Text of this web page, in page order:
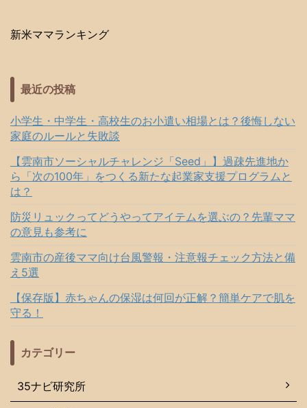
新米ママランキング
最近の投稿
小学生・中学生・高校生のお小遣い相場とは？後悔しない
家庭のルールと失敗談
【雲南市ソーシャルチャレンジ「Seed」】過疎先進地か
ら「次の100年」をつくる新たな起業家支援プログラムと
は？
防災リュックってどうやってアイテムを選ぶの？先輩ママ
の意見も参考に
雲南市の産後ママ向け台風警報・注意報チェック方法と備
え5選
【保存版】赤ちゃんの保湿は何回が正解？簡単ケアで肌を
守る！
カテゴリー
35ナビ研究所